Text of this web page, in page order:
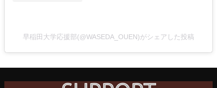
早稲田大学応援部(@WASEDA_OUEN)がシェアした投稿